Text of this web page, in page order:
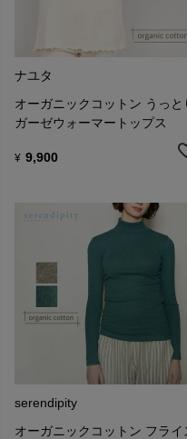
ナユタ
オーガニックコットン うっと
ガーゼウォーマートップス
¥ 9,900
serendipity
オーガニックコットン フライ